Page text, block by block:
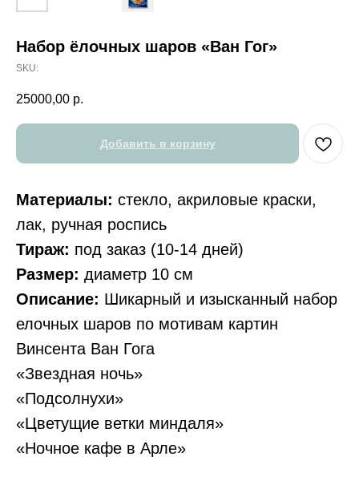
Набор ёлочных шаров «Ван Гог»
SKU:
25000,00 р.
Добавить в корзину
Материалы: стекло, акриловые краски,
лак, ручная роспись
Тираж: под заказ (10-14 дней)
Размер: диаметр 10 см
Описание: Шикарный и изысканный набор
елочных шаров по мотивам картин
Винсента Ван Гога
«Звездная ночь»
«Подсолнухи»
«Цветущие ветки миндаля»
«Ночное кафе в Арле»